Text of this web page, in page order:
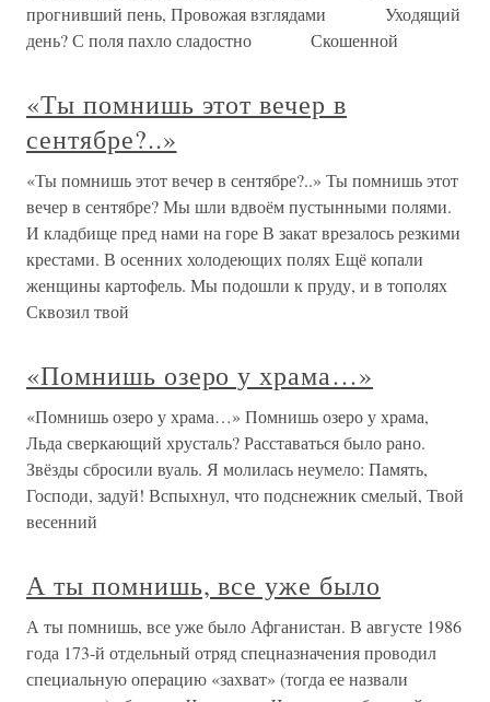
прогнивший пень, Провожая взглядами Уходящий
день? С поля пахло сладостно Скошенной
«Ты помнишь этот вечер в
сентябре?..»
«Ты помнишь этот вечер в сентябре?..» Ты помнишь этот
вечер в сентябре? Мы шли вдвоём пустынными полями.
И кладбище пред нами на горе В закат врезалось резкими
крестами. В осенних холодеющих полях Ещё копали
женщины картофель. Мы подошли к пруду, и в тополях
Сквозил твой
«Помнишь озеро у храма…»
«Помнишь озеро у храма…» Помнишь озеро у храма,
Льда сверкающий хрусталь? Расставаться было рано.
Звёзды сбросили вуаль. Я молилась неумело: Память,
Господи, задуй! Вспыхнул, что подснежник смелый, Твой
весенний
А ты помнишь, все уже было
А ты помнишь, все уже было Афганистан. В августе 1986
года 173-й отдельный отряд спецназначения проводил
специальную операцию «захват» (тогда ее назвали